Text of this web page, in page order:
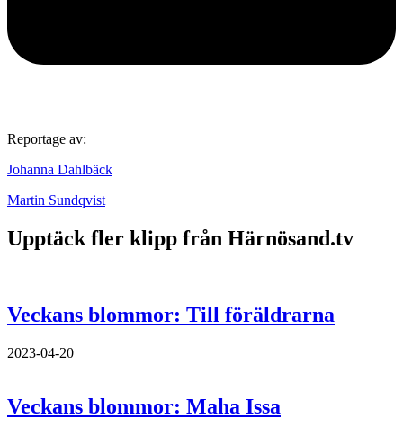
Reportage av:
Johanna Dahlbäck
Martin Sundqvist
Upptäck fler klipp från Härnösand.tv
Veckans blommor: Till föräldrarna
2023-04-20
Veckans blommor: Maha Issa